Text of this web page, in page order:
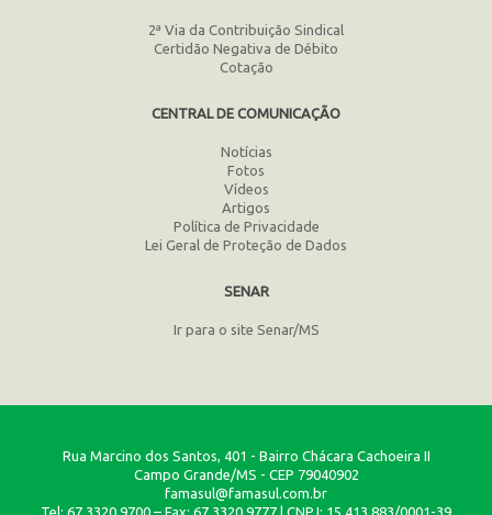
2ª Via da Contribuição Sindical
Certidão Negativa de Débito
Cotação
CENTRAL DE COMUNICAÇÃO
Notícias
Fotos
Vídeos
Artigos
Política de Privacidade
Lei Geral de Proteção de Dados
SENAR
Ir para o site Senar/MS
Rua Marcino dos Santos, 401 - Bairro Chácara Cachoeira II
Campo Grande/MS - CEP 79040902
famasul@famasul.com.br
Tel: 67 3320.9700 – Fax: 67 3320.9777 | CNPJ: 15.413.883/0001-39